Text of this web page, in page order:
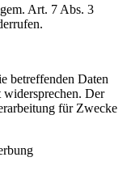
Art. 7 Abs. 3
betreffenden Daten
Der
für Zwecke